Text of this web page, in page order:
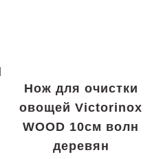
Нож для очистки
овощей Victorinox
WOOD 10см волн
деревян